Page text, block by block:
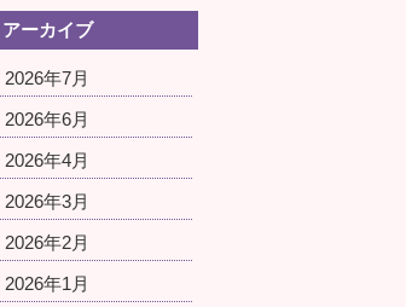
アーカイブ
2026年7月
2026年6月
2026年4月
2026年3月
2026年2月
2026年1月